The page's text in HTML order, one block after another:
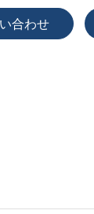
合わせ